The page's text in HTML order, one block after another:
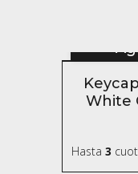
White
Hasta 3